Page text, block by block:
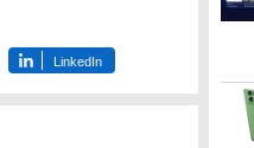
LinkedIn